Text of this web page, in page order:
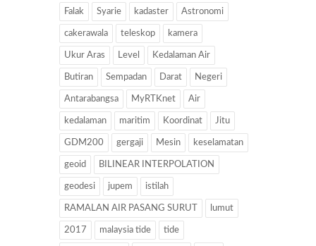
Falak Syarie kadaster Astronomi
cakerawala teleskop kamera
Ukur Aras Level Kedalaman Air
Butiran Sempadan Darat Negeri
Antarabangsa MyRTKnet Air
kedalaman maritim Koordinat Jitu
GDM200 gergaji Mesin keselamatan
geoid BILINEAR INTERPOLATION
geodesi jupem istilah
RAMALAN AIR PASANG SURUT lumut
2017 malaysia tide tide